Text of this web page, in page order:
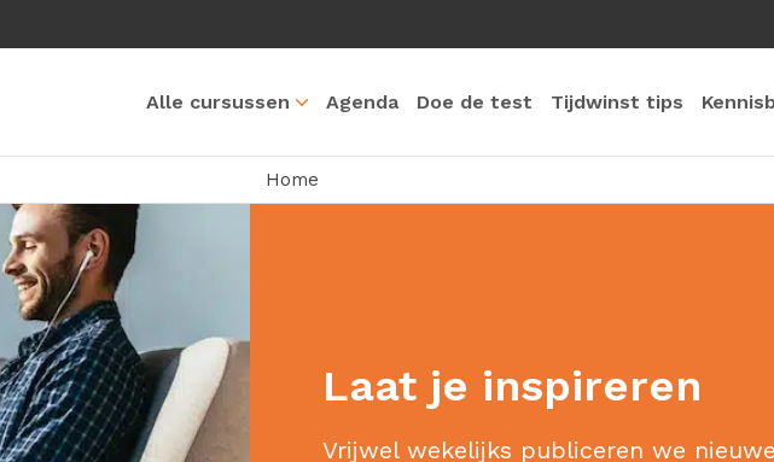
Alle cursussen Agenda Doe de test Tijdwinst tips
Home
Laat je inspireren
Vrijwel wekelijks publiceren we